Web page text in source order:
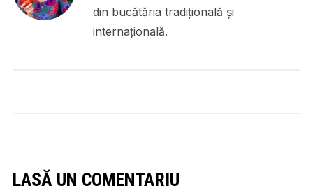
din bucătăria tradițională și
internațională.
LASĂ UN COMENTARIU